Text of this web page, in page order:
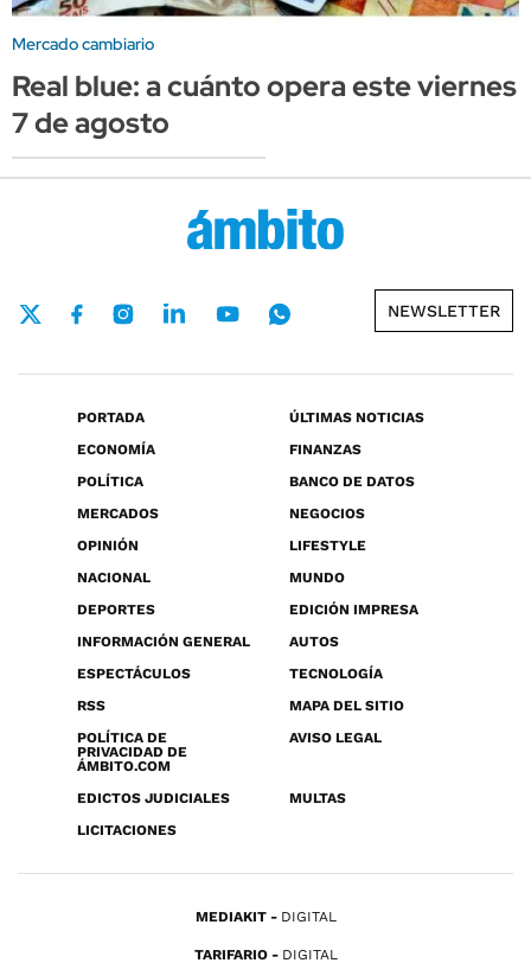
Mercado cambiario
Real blue: a cuánto opera este viernes
7 de agosto
NEWSLETTER
PORTADA
ÚLTIMAS NOTICIAS
ECONOMÍA
FINANZAS
POLÍTICA
BANCO DE DATOS
MERCADOS
NEGOCIOS
OPINIÓN
LIFESTYLE
NACIONAL
MUNDO
DEPORTES
EDICIÓN IMPRESA
INFORMACIÓN GENERAL
AUTOS
ESPECTÁCULOS
TECNOLOGÍA
RSS
MAPA DEL SITIO
POLÍTICA DE
PRIVACIDAD DE
ÁMBITO.COM
AVISO LEGAL
EDICTOS JUDICIALES
MULTAS
LICITACIONES
MEDIAKIT DIGITAL
TARIFARIO DIGITAL